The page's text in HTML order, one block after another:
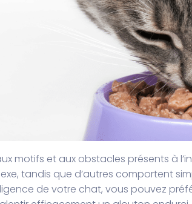
motifs et aux obstacles présents à
tandis que d’autres comportent
de votre chat, vous pouvez